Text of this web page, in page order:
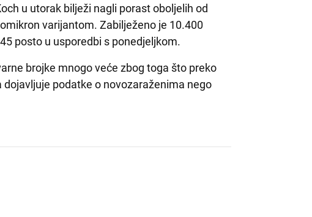
u utorak bilježi nagli porast oboljelih od
varijantom. Zabilježeno je 10.400
posto u usporedbi s ponedjeljkom.
brojke mnogo veće zbog toga što preko
podatke o novozaraženima nego